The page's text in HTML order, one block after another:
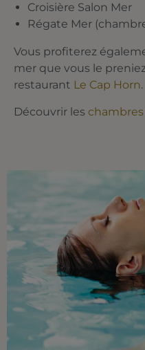
Croisière Salon Mer
Régate Mer
Vous profiterez
mer que vous le
restaurant Le Cap Horn.
Découvrir les